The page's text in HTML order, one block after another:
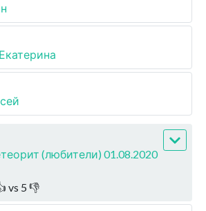
(любители) 01.08.2020
vs 5 👎